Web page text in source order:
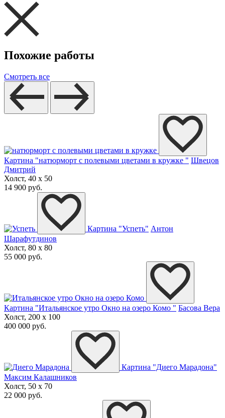
Похожие работы
Смотреть все
Картина "натюрморт с полевыми цветами в кружке " Швецов
Дмитрий
Холст, 40 x 50
14 900 руб.
Картина "Успеть" Антон
Шарафутдинов
Холст, 80 x 80
55 000 руб.
Картина "Итальянское утро Окно на озеро Комо " Басова Вера
Холст, 200 x 100
400 000 руб.
Картина "Диего Марадона"
Максим Калашников
Холст, 50 x 70
22 000 руб.